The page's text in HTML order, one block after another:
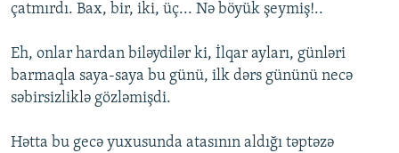
çatmırdı. Bax, bir, iki, üç... Nə böyük şeymiş!..
Eh, onlar hardan biləydilər ki, İlqar ayları, günləri
barmaqla saya-saya bu günü, ilk dərs gününü necə
səbirsizliklə gözləmişdi.
Hətta bu gecə yuxusunda atasının aldığı təptəzə